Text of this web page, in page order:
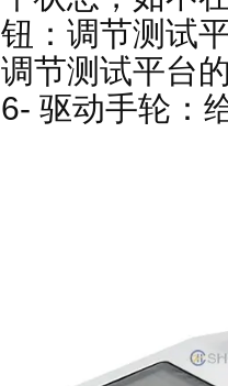
钮：调节测试
调节测试平台
6- 驱动手轮：